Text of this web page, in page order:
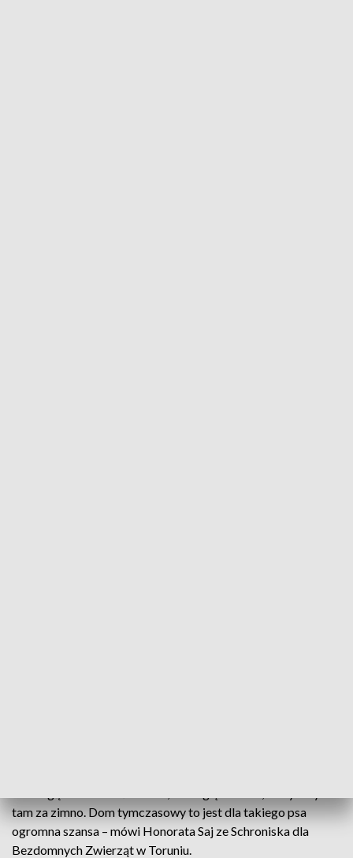
tam za zimno. Dom tymczasowy to jest dla takiego psa
ogromna szansa – mówi Honorata Saj ze Schroniska dla
Bezdomnych Zwierząt w Toruniu.